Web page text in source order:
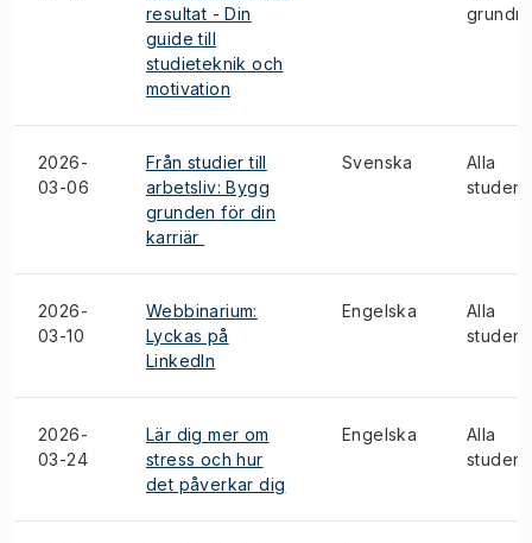
resultat - Din
guide till
studieteknik och
motivation
2026-
03-06
Från studier till
arbetsliv: Bygg
grunden för din
karriär
Svenska
Alla
2026-
03-10
Webbinarium:
Lyckas på
LinkedIn
Engelska
Alla
2026-
03-24
Lär dig mer om
stress och hur
det påverkar dig
Engelska
Alla